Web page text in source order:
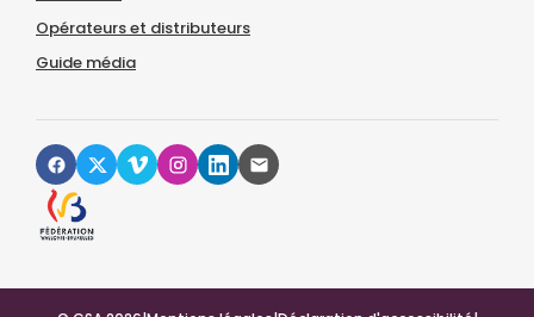
Opérateurs et distributeurs
Guide média